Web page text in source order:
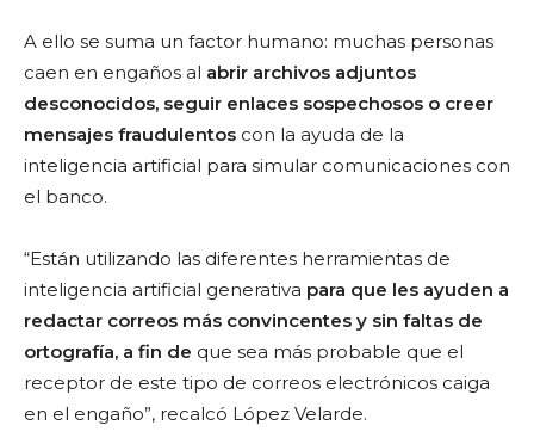
A ello se suma un factor humano: muchas personas
caen en engaños al abrir archivos adjuntos
desconocidos, seguir enlaces sospechosos o creer
mensajes fraudulentos con la ayuda de la
inteligencia artificial para simular comunicaciones con
el banco.
“Están utilizando las diferentes herramientas de
inteligencia artificial generativa para que les ayuden a
redactar correos más convincentes y sin faltas de
ortografía, a fin de que sea más probable que el
receptor de este tipo de correos electrónicos caiga
en el engaño”, recalcó López Velarde.